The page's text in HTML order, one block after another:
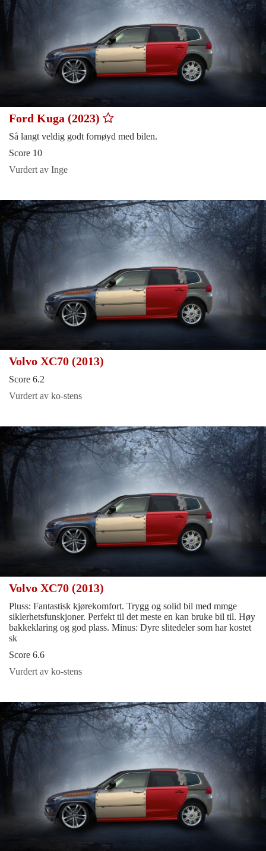
Ford Kuga (2023)
Så langt veldig godt fornøyd med bilen.
Score 10
Vurdert av Inge
Volvo XC70 (2013)
Score 6.2
Vurdert av ko-stens
Volvo XC70 (2013)
Pluss: Fantastisk kjørekomfort. Trygg og solid bil med mmge
siklerhetsfunskjoner. Perfekt til det meste en kan bruke bil til. Høy
bakkeklaring og god plass. Minus: Dyre slitedeler som har kostet
sk
Score 6.6
Vurdert av ko-stens